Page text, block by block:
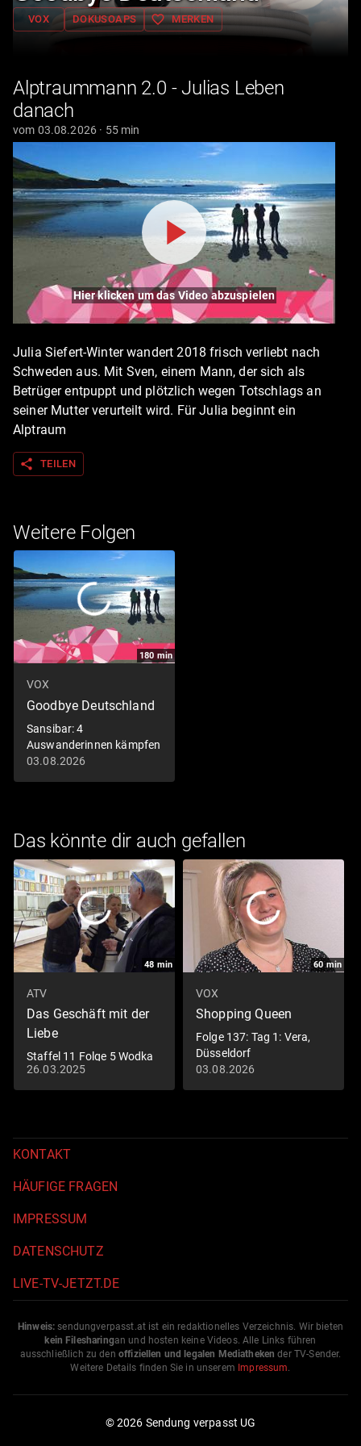
VOX DOKUSOAPS favorite_border MERKEN
Alptraummann 2.0 - Julias Leben
danach
vom 03.08.2026 · 55 min
Hier klicken um das Video abzuspielen
Julia Siefert-Winter wandert 2018 frisch verliebt nach
Schweden aus. Mit Sven, einem Mann, der sich als
Betrüger entpuppt und plötzlich wegen Totschlags an
seiner Mutter verurteilt wird. Für Julia beginnt ein
Alptraum
share TEILEN
Weitere Folgen
180 min
VOX
Goodbye Deutschland
Sansibar: 4
Auswanderinnen kämpfen
um ihr Glück
03.08.2026
Das könnte dir auch gefallen
48 min
ATV
Das Geschäft mit der
Liebe
Staffel 11 Folge 5 Wodka
Exzesse
26.03.2025
60min
VOX
Shopping Queen
Folge 137: Tag 1: Vera,
Düsseldorf
03.08.2026
KONTAKT
HÄUFIGE FRAGEN
IMPRESSUM
DATENSCHUTZ
LIVE-TV-JETZT.DE
Hinweis: sendungverpasst.at ist ein redaktionelles Verzeichnis. Wir bieten
kein Filesharingan und hosten keine Videos. Alle Links führen
ausschließlich zu den offiziellen und legalen Mediatheken der TV-Sender.
Weitere Details finden Sie in unserem Impressum.
© 2026 Sendung verpasst UG